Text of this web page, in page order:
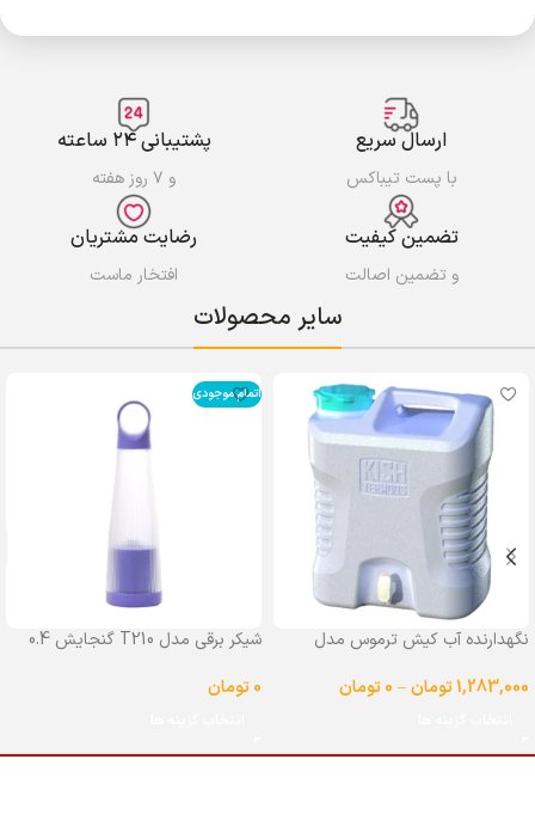
ارسال سریع
با پست تیباکس
پشتیبانی ۲۴ ساعته
و ۷ روز هفته
تضمین کیفیت
و تضمین اصالت
رضایت مشتریان
افتخار ماست
سایر محصولات
نگهدارنده آب کیش ترموس مدل
1,283,000تومان–
0تومان
اتمام موجودی
شیکر برقی مدل T210 گنجایش 0.4
0تومان